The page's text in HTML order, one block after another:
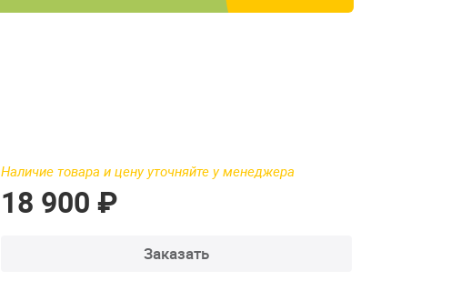
Наличие товара и цену уточняйте у менеджера
18 900 ₽
Заказать